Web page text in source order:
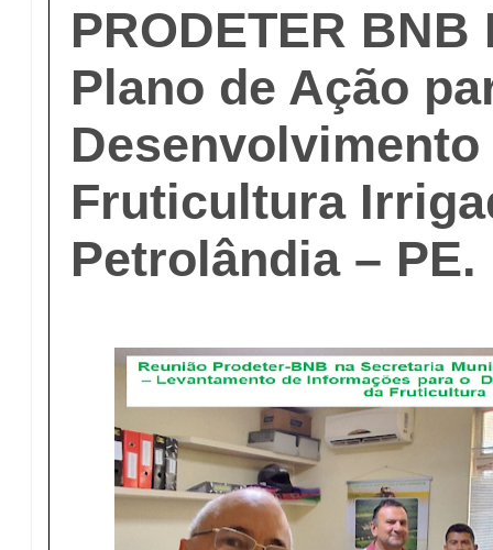
PRODETER BNB
Plano de Ação
Desenvolvimento
Fruticultura
Petrolândia – PE.